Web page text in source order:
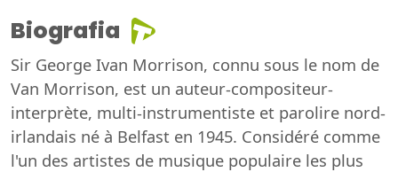
Biografia
Sir George Ivan Morrison, connu sous le nom de
Van Morrison, est un auteur-compositeur-
interprète, multi-instrumentiste et parolire nord-
irlandais né à Belfast en 1945. Considéré comme
l'un des artistes de musique populaire les plus